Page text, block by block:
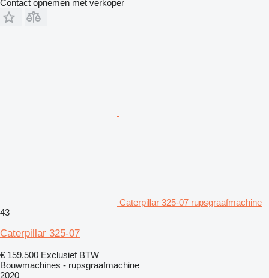
Contact opnemen met verkoper
Caterpillar 325-07 rupsgraafmachine
43
Caterpillar 325-07
€ 159.500 Exclusief BTW
Bouwmachines - rupsgraafmachine
2020